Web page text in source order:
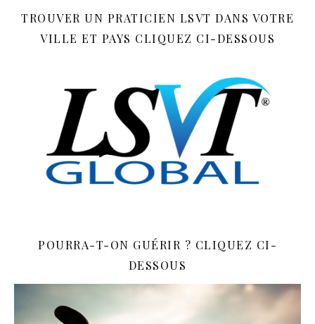
TROUVER UN PRATICIEN LSVT DANS VOTRE
VILLE ET PAYS CLIQUEZ CI-DESSOUS
POURRA-T-ON GUÉRIR ? CLIQUEZ CI-
DESSOUS